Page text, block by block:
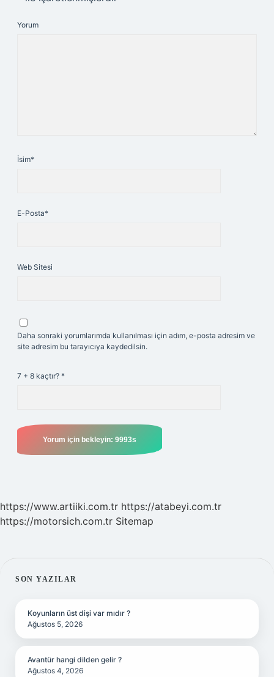
Yorum
İsim*
E-Posta*
Web Sitesi
Daha sonraki yorumlarımda kullanılması için adım, e-posta adresim ve
site adresim bu tarayıcıya kaydedilsin.
7 + 8 kaçtır? *
https://www.artiiki.com.tr https://atabeyi.com.tr
https://motorsich.com.tr Sitemap
SIDEBAR
SON YAZILAR
Koyunların üst dişi var mıdır ?
Ağustos 5, 2026
Avantür hangi dilden gelir ?
Ağustos 4, 2026